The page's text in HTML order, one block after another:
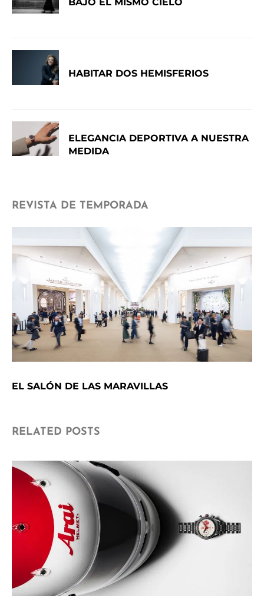
HABITAR DOS HEMISFERIOS
ELEGANCIA DEPORTIVA A NUESTRA
MEDIDA
REVISTA DE TEMPORADA
EL SALÓN DE LAS MARAVILLAS
RELATED POSTS